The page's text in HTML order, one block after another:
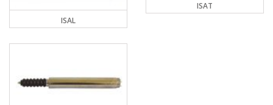
ISAL
ISAT